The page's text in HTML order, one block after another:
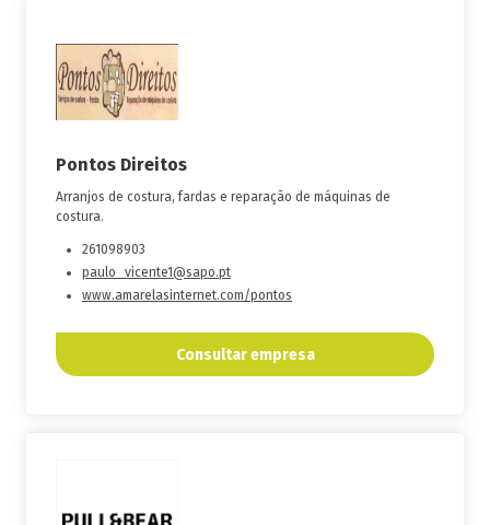
Pontos Direitos
Arranjos de costura, fardas e reparação de máquinas de
costura.
261098903
paulo_vicente1@sapo.pt
www.amarelasinternet.com/pontos
Consultar empresa